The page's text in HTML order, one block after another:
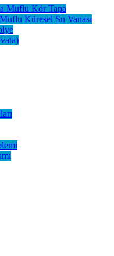
Muflu Kör Tapa
Küresel Su Vanası